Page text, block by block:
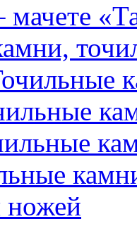
ножей